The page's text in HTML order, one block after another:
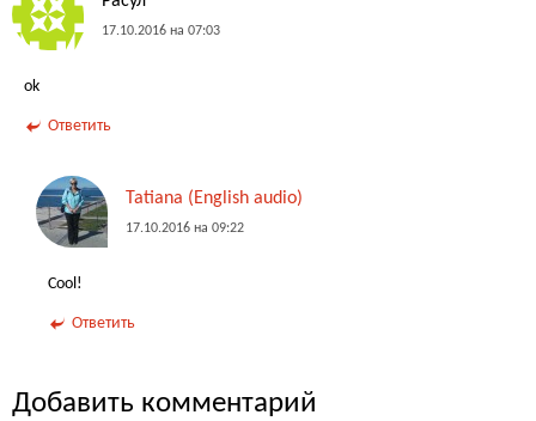
17.10.2016 на 07:03
ok
Ответить
Tatiana (English audio)
17.10.2016 на 09:22
Cool!
Ответить
Добавить комментарий